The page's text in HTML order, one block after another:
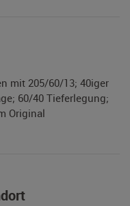
mit 205/60/13; 40iger
60/40 Tieferlegung;
Original